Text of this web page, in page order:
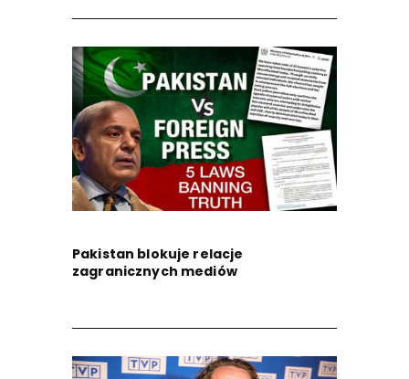
Pakistan blokuje relacje
zagranicznych mediów